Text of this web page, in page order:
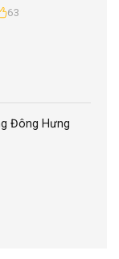
63
Đông Hưng